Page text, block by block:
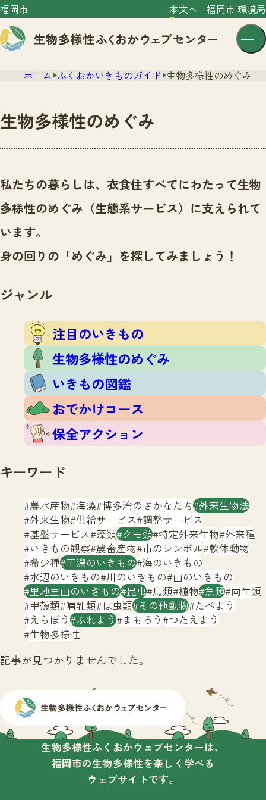
福岡市 本文へ 福岡市 環境局
センター紹介
センター紹介TOP
サイトポリシー
ニュース
いきものガイド
いきものガイドTOP
生物多様性のめぐみ
おでかけコース
保全アクション
イベント
調査レポート
調査レポートTOP
調査結果
ふくおかいきものマップ
マッチング
マッチングTOP
掲載申し込みフォーム
お問合せ
生物多様性ふくおかウェブセンターとは
サイトマップ
ホーム ふくおかいきものガイド 生物多様性のめぐみ
生物多様性のめぐみ
私たちの暮らしは、衣食住すべてにわたって生物
多様性のめぐみ（生態系サービス）に支えられて
います。
身の回りの「めぐみ」を探してみましょう！
ジャンル
注目のいきもの
生物多様性のめぐみ
いきもの図鑑
おでかけコース
保全アクション
キーワード
農水産物 海藻 博多湾のさかなたち 外来生物法
外来生物 供給サービス 調整サービス
基盤サービス 藻類 クモ類 特定外来生物 外来種
いきもの観察 農畜産物 市のシンボル 軟体動物
希少種 干潟のいきもの 海のいきもの
水辺のいきもの 川のいきもの 山のいきもの
里地里山のいきもの 昆虫 鳥類 植物 魚類 両生類
甲殻類 哺乳類 は虫類 その他動物 たべよう
えらぼう ふれよう まもろう つたえよう
生物多様性
記事が見つかりませんでした。
生物多様性ふくおかウェブセンターは、
福岡市の生物多様性を楽しく学べる
ウェブサイトです。